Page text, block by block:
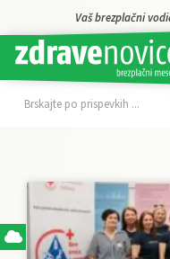
Vaš brezplačni